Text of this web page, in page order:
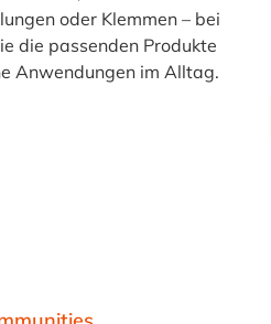
oder Klemmen – bei
die passenden Produkte
Anwendungen im Alltag.